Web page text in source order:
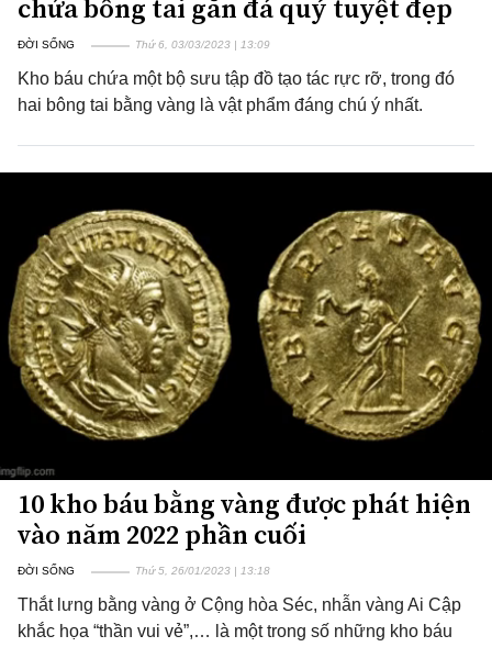
chứa bông tai gắn đá quý tuyệt đẹp
ĐỜI SỐNG Thứ 6, 03/03/2023 | 13:09
Kho báu chứa một bộ sưu tập đồ tạo tác rực rỡ, trong đó
hai bông tai bằng vàng là vật phẩm đáng chú ý nhất.
10 kho báu bằng vàng được phát hiện
vào năm 2022 phần cuối
ĐỜI SỐNG Thứ 5, 26/01/2023 | 13:18
Thắt lưng bằng vàng ở Cộng hòa Séc, nhẫn vàng Ai Cập
khắc họa “thần vui vẻ”,… là một trong số những kho báu